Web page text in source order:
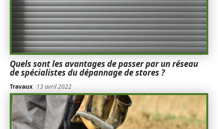
Quels sont les avantages de passer par un réseau
de spécialistes du dépannage de stores ?
Travaux 13 avril 2022